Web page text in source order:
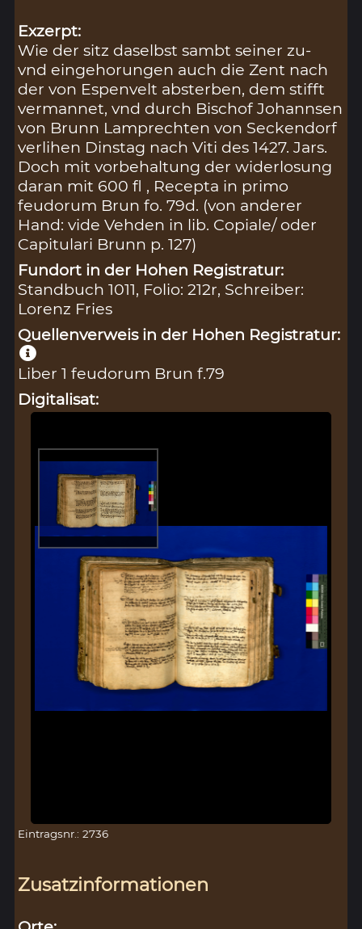
Exzerpt:
Wie der sitz daselbst sambt seiner zu-
vnd eingehorungen auch die Zent nach
der von Espenvelt absterben, dem stifft
vermannet, vnd durch Bischof Johannsen
von Brunn Lamprechten von Seckendorf
verlihen Dinstag nach Viti des 1427. Jars.
Doch mit vorbehaltung der widerlosung
daran mit 600 fl , Recepta in primo
feudorum Brun fo. 79d. (von anderer
Hand: vide Vehden in lib. Copiale/ oder
Capitulari Brunn p. 127)
Fundort in der Hohen Registratur:
Standbuch 1011, Folio: 212r, Schreiber:
Lorenz Fries
Quellenverweis in der Hohen Registratur:
Liber 1 feudorum Brun f.79
Digitalisat:
Eintragsnr.: 2736
Zusatzinformationen